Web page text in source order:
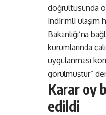
doğrultusunda
indirimli ulaşım
Bakanlığı’na
kurumlarında
uygulanması
görülmüştür”
Karar oy
edildi